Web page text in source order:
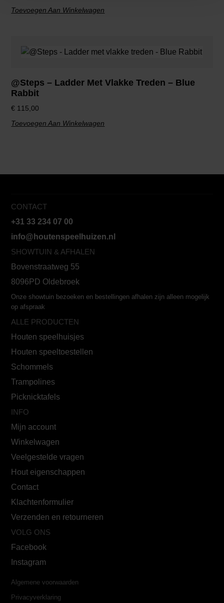
Toevoegen Aan Winkelwagen
@Steps – Ladder Met Vlakke Treden – Blue
Rabbit
€ 115,00
Toevoegen Aan Winkelwagen
CONTACT
+31 33 234 07 00
info@houtenspeelhuizen.nl
SHOWTUIN & AFHALEN
Bovenstraatweg 55
8096PD Oldebroek
Onze showtuin bezoeken en bestellingen afhalen zijn alleen mogelijk
op afspraak
ALLE PRODUCTEN
Houten speelhuisjes
Houten speeltoestellen
Schommels
Trampolines
Picknicktafels
INFO
Mijn account
Winkelwagen
Veelgestelde vragen
Hout eigenschappen
Contact
Klachtenformulier
Verzenden en retourneren
VOLG ONS
Facebook
Instagram
Algemene voorwaarden
Privacyverklaring